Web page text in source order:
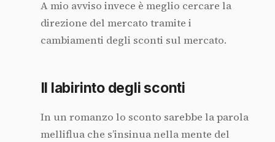
A mio avviso invece è meglio cercare la
direzione del mercato tramite i
cambiamenti degli sconti sul mercato.
Il labirinto degli sconti
In un romanzo lo sconto sarebbe la parola
melliflua che s’insinua nella mente del